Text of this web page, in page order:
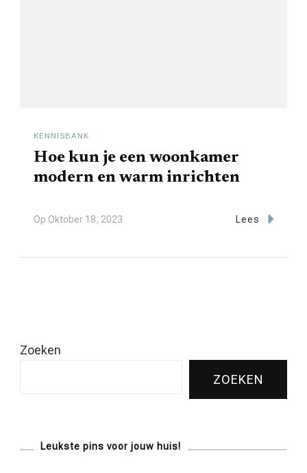
KENNISBANK
Hoe kun je een woonkamer
modern en warm inrichten
Op Oktober 18, 2023 Lees
Zoeken
ZOEKEN
Leukste pins voor jouw huis!